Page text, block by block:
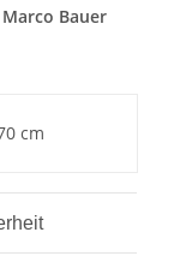
Marco Bauer
cm